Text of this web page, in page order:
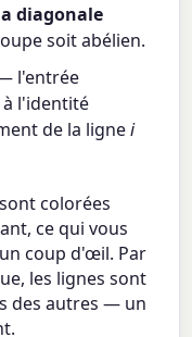
diagonale
soit abélien.
l'entrée
à l'identité
de la lignei
colorées
ce qui vous
coup d'œil. Par
les lignes sont
des autres — un